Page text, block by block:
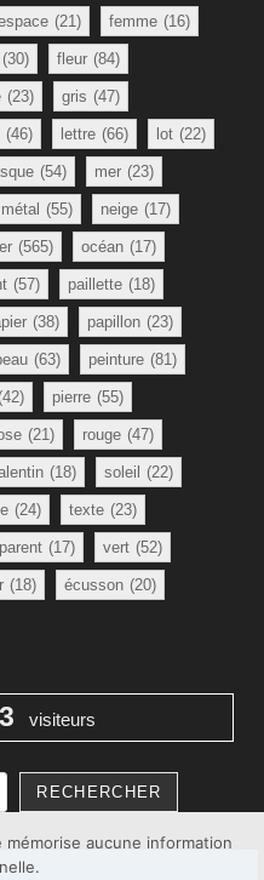
(21) femme (16)
(30) fleur (84)
(23) gris (47)
(46) lettre (66) lot (22)
(54) mer (23)
métal (55) neige (17)
(565) océan (17)
(57) paillette (18)
(38) papillon (23)
(63) peinture (81)
(42) pierre (55)
(21) rouge (47)
(18) soleil (22)
(24) texte (23)
(17) vert (52)
(18) écusson (20)
visiteurs
RECHERCHER
aucune information